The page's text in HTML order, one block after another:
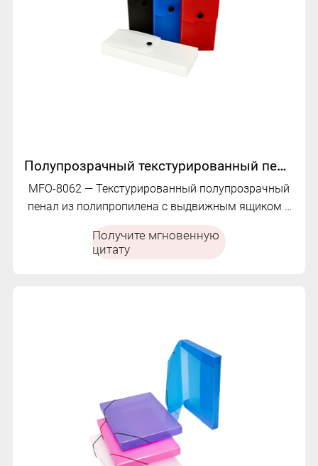
Полупрозрачный текстурированный пенал из полипропилена | МФО-8062
MFO-8062 — Текстурированный полупрозрачный
пенал из полипропилена с выдвижным ящиком и
стильного хранения канцелярских
принадлежностей.
Получите мгновенную
цитату